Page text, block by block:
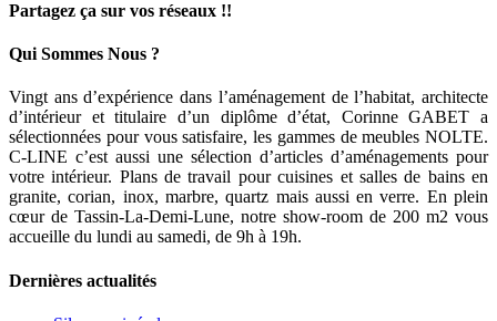
Partagez ça sur vos réseaux !!
Facebook
Twitter
LinkedIn
Pinterest
Email
Qui Sommes Nous ?
Vingt ans d’expérience dans l’aménagement de l’habitat, architecte
d’intérieur et titulaire d’un diplôme d’état, Corinne GABET a
sélectionnées pour vous satisfaire, les gammes de meubles NOLTE.
C-LINE c’est aussi une sélection d’articles d’aménagements pour
votre intérieur. Plans de travail pour cuisines et salles de bains en
granite, corian, inox, marbre, quartz mais aussi en verre. En plein
cœur de Tassin-La-Demi-Lune, notre show-room de 200 m2 vous
accueille du lundi au samedi, de 9h à 19h.
Dernières actualités